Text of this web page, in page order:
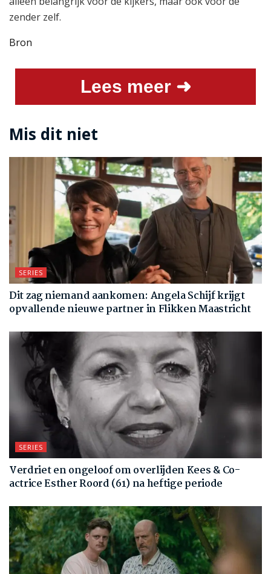
zender zelf.
Bron
Lees meer ➜
Mis dit niet
SERIES
Dit zag niemand aankomen: Angela Schijf krijgt
opvallende nieuwe partner in Flikken Maastricht
SERIES
Verdriet en ongeloof om overlijden Kees & Co-
actrice Esther Roord (61) na heftige periode